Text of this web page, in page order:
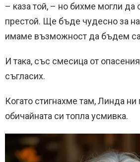
– каза той, – но бихме могли да
престой. Ще бъде чудесно за
имаме възможност да бъдем
И така, със смесица от
съгласих.
Когато стигнахме там, Линда
обичайната си топла усмивка.